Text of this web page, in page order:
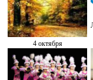
4 октября